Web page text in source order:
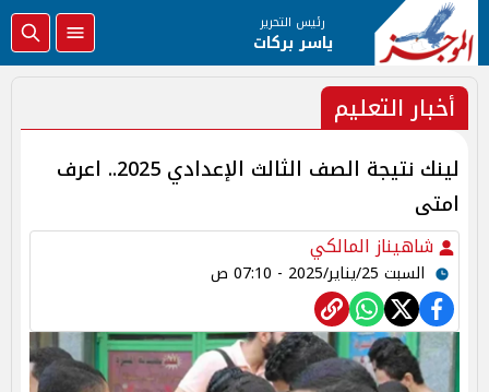
رئيس التحرير
ياسر بركات
أخبار التعليم
لينك نتيجة الصف الثالث الإعدادي 2025.. اعرف
امتى
شاهيناز المالكي
السبت 25/يناير/2025 - 07:10 ص